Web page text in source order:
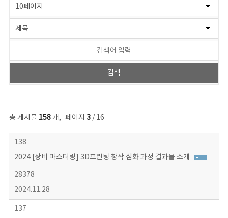
총 게시물 158개, 페이지 3/ 16
콘텐츠이슈 목록 - 번호, 제목, 작성자, 파일, 조회수, 작성일 정보 제공
138
2024 [장비 마스터링] 3D프린팅 창작 심화 과정 결과물 소개
28378
2024.11.28
137